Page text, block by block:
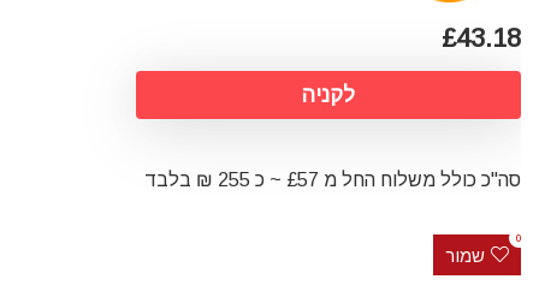
£43.18
לקניה
סה"כ כולל משלוח החל מ £57 ~ כ 255 ₪ בלבד
שמור
0